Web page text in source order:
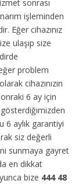
sonrası
işleminden
Eğer cihazınız
ulaşıp size
problem
cihazınızın
6 ay için
6 aylık garantiyi
siz değerli
sunmaya gayret
en dikkat
bize 444 48